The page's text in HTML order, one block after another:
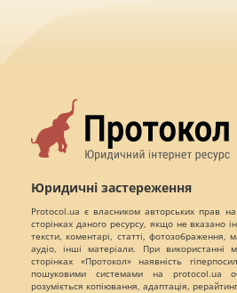
Юридичні застереження
Protocol.ua є власником авторських прав
сторінках даного ресурсу, якщо не вказано
тексти, коментарі, статті,
аудіо, інші матеріали. При використанні
сторінках «Протокол» наявність
пошуковими системами на protocol.ua
розуміється копіювання, адаптація,